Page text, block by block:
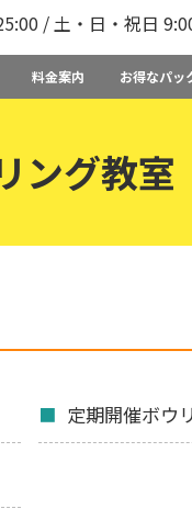
/ 土・日・祝日
料金案内 お得なパッ
ング教室
定期開催ボウ